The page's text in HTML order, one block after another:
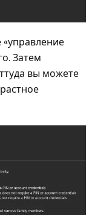
«управление
Затем
вы можете